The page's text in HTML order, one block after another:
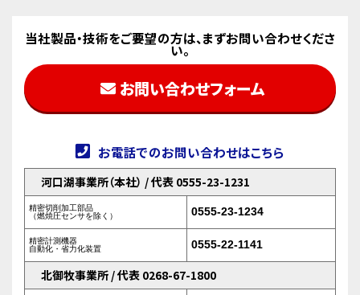
当社製品・技術をご要望の方は、まずお問い合わせくださ
い。
お問い合わせフォーム
お電話でのお問い合わせはこちら
河口湖事業所（本社） / 代表 0555-23-1231
精密切削加工部品
（燃焼圧センサを除く）
0555-23-1234
精密計測機器
自動化・省力化装置
0555-22-1141
北御牧事業所 / 代表 0268-67-1800